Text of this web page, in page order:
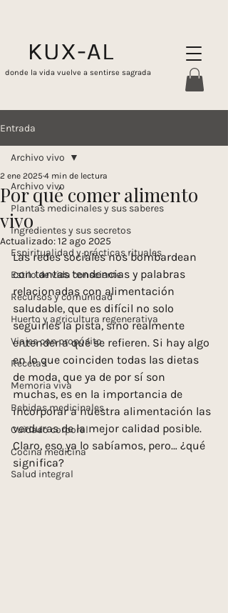
donde la vida vuelve a sentirse sagrada
Entrada
Archivo vivo
Plantas medicinales y sus saberes
Ingredientes y sus secretos
Espiritualidad y prácticas rituales
Estilo de vida consciente
Recursos y comunidad
Huerto y agricultura regenerativa
Viajes con propósito
Recetas
Memoria viva
Bebidas medicinales
Cuidado corporal
Cocina medicina
Salud integral
Archivo vivo
Por qué comer alimento
vivo
2 ene 2025 4 min de lectura
Actualizado:12 ago 2025
Las redes sociales nos bombardean
con tantas tendencias y palabras
relacionadas con alimentación
saludable, que es difícil no solo
seguirles la pista, sino realmente
entender a qué se refieren. Si hay algo
en lo que coinciden todas las dietas
de moda, que ya de por sí son
muchas, es en la importancia de
incorporar a nuestra alimentación las
verduras de la mejor calidad posible.
Claro, eso ya lo sabíamos, pero… ¿qué
significa?